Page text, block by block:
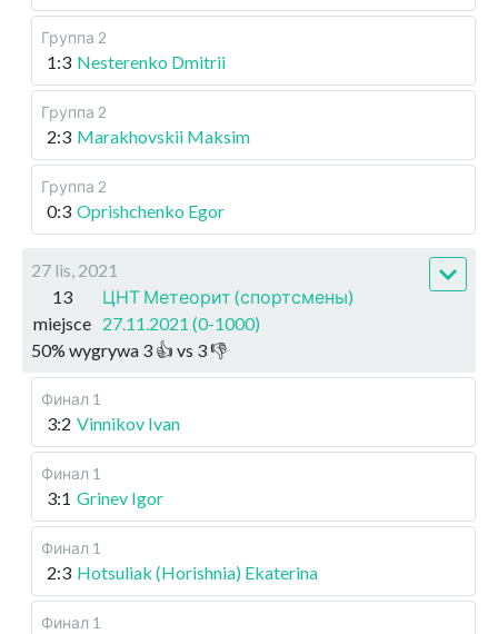
Группа 2
1:3 Nesterenko Dmitrii
Группа 2
2:3 Marakhovskii Maksim
Группа 2
0:3 Oprishchenko Egor
27 lis, 2021
13
miejsce
ЦНТ Метеорит (спортсмены)
27.11.2021 (0-1000)
50% wygrywa 3 👍 vs 3👎
Финал 1
3:2 Vinnikov Ivan
Финал 1
3:1 Grinev Igor
Финал 1
2:3 Hotsuliak (Horishnia) Ekaterina
Финал 1